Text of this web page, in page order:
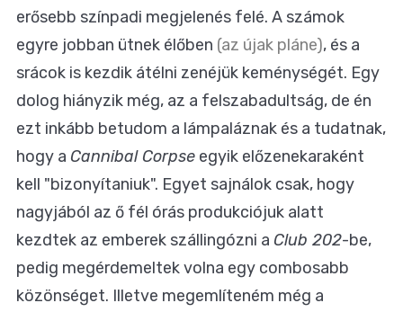
erősebb színpadi megjelenés felé. A számok
egyre jobban ütnek élőben (az újak pláne), és a
srácok is kezdik átélni zenéjük keménységét. Egy
dolog hiányzik még, az a felszabadultság, de én
ezt inkább betudom a lámpaláznak és a tudatnak,
hogy a Cannibal Corpse egyik előzenekaraként
kell "bizonyítaniuk". Egyet sajnálok csak, hogy
nagyjából az ő fél órás produkciójuk alatt
kezdtek az emberek szállingózni a Club 202-be,
pedig megérdemeltek volna egy combosabb
közönséget. Illetve megemlíteném még a